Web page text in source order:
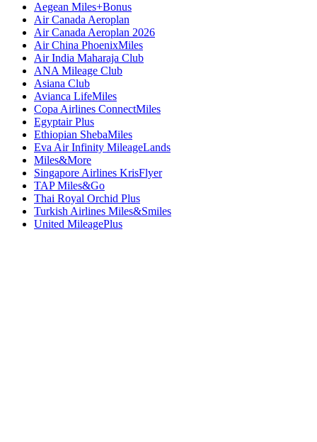
Aegean Miles+Bonus
Air Canada Aeroplan
Air Canada Aeroplan 2026
Air China PhoenixMiles
Air India Maharaja Club
ANA Mileage Club
Asiana Club
Avianca LifeMiles
Copa Airlines ConnectMiles
Egyptair Plus
Ethiopian ShebaMiles
Eva Air Infinity MileageLands
Miles&More
Singapore Airlines KrisFlyer
TAP Miles&Go
Thai Royal Orchid Plus
Turkish Airlines Miles&Smiles
United MileagePlus